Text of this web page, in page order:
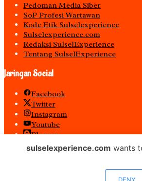
Pedoman Media Siber
S0P Profesi Wartawan
Kode Etik Sulselexperience
Sulselexperience.com
Redaksi SulselExperience
Tentang SulselExperience
Jaringan Social
Facebook
Twitter
Instagram
Youtube
Blogger
Spotify
𝐏𝐓 𝕰𝖝𝖕𝖊𝖗𝖎𝖊𝖓𝖈𝖊 𝕸𝖊𝖉𝖎𝖆 𝖀𝖙𝖆𝖒𝖆 𝕋𝕖𝕣𝕕𝕒𝕗𝕥𝕒𝕣
sulselexperience.com wants
DENY